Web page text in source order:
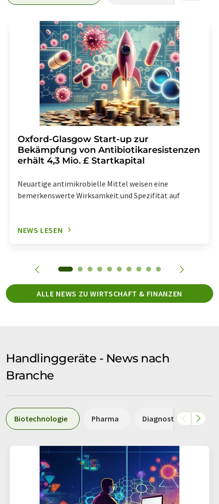
Oxford-Glasgow Start-up zur
Bekämpfung von Antibiotikaresistenzen
erhält 4,3 Mio. £ Startkapital
Neuartige antimikrobielle Mittel weisen eine
bemerkenswerte Wirksamkeit und Spezifität auf
NEWS LESEN
ALLE NEWS ZU WIRTSCHAFT & FINANZEN
Handlinggeräte - News nach
Branche
Biotechnologie Pharma Diagnostik